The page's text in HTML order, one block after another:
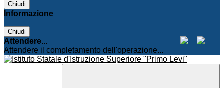
Chiudi
Informazione
Chiudi
Attendere...
Attendere il completamento dell'operazione...